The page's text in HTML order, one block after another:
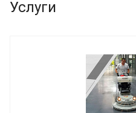
Услуги